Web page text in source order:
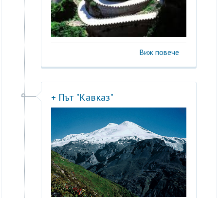
Виж повече
+ Път "Кавказ"